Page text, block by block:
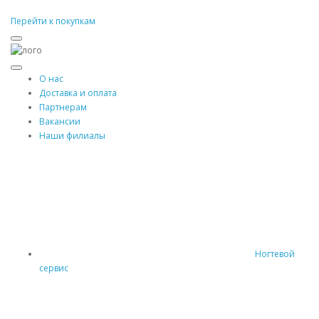
Перейти к покупкам
О нас
Доставка и оплата
Партнерам
Вакансии
Наши филиалы
Ногтевой
сервис